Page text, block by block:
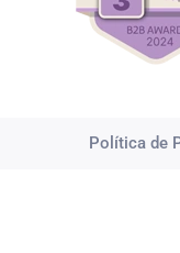
Política de